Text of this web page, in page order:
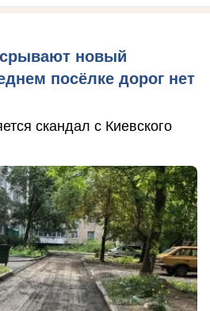
новый
посёлке дорог нет
скандал с Киевского